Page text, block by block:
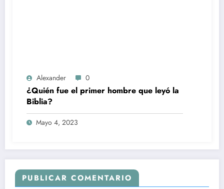
Alexander 0
¿Quién fue el primer hombre que leyó la
Biblia?
Mayo 4, 2023
PUBLICAR COMENTARIO